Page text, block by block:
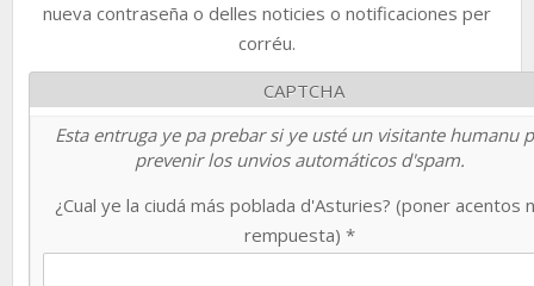
nueva contraseña o delles noticies o notificaciones per
corréu.
CAPTCHA
Esta entruga ye pa prebar si ye usté un visitante humanu
prevenir los unvios automáticos d'spam.
¿Cual ye la ciudá más poblada d'Asturies? (poner acentos
rempuesta) *